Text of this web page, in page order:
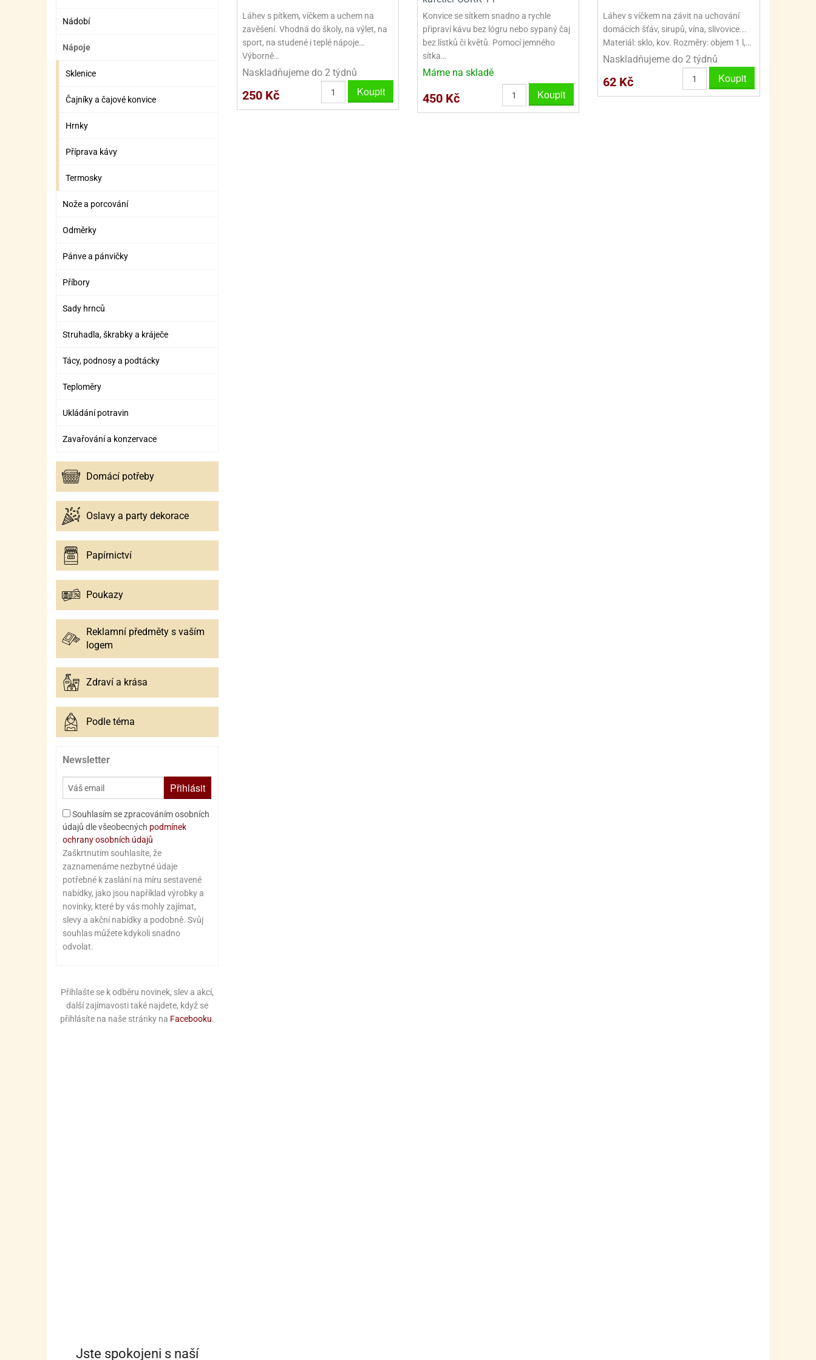
ŠLEHAČKY A SMETANY
ZMRZLINY
ŽELATINY
OSTATNÍ CUKRÁŘSKÉ SUROVINY
DRIP POLEVY
ŠLEHAČKY A SMETANYZTUŽOVAČE ŠLEHAČKY
ROSTLINNÉ ŠLEHAČKY
ŽIVOČIŠNÉ ŠLEHAČKY
ZMRZLINY
ŽELATINY
OSTATNÍ CUKRÁŘSKÉ SUROVINY
JEDLÉ CHLADÍCÍ SPREJE
VYKRAJOVÁTKA - VÁNOCE
VYKRAJOVÁTKA - VELIKONOCE
VYKRAJOVÁTKA - ZVÍŘATA
VYKRAJOVÁTKA - ROSTLINY
VYKRAJOVÁTKA - DOPRAVA
VAKUOVÉ UCHOVÁNÍ POTRAVIN
PLECHOVÉ KRABIČKY
PRO FANOUŠKY TLAPKOVÉ PATROLY - PAW
PRO FANOUŠKY TROLLS - TROLOVÉ
Nádobí
Nápoje
Sklenice
Čajníky a čajové konvice
Hrnky
Příprava kávy
Termosky
Nože a porcování
Odměrky
Pánve a pánvičky
Příbory
Sady hrnců
Struhadla, škrabky a kráječe
Tácy, podnosy a podtácky
Teploměry
Ukládání potravin
Zavařování a konzervace
Domácí potřeby
Oslavy a party dekorace
Papírnictví
Poukazy
Reklamní předměty s vaším
logem
Zdraví a krása
Podle téma
Newsletter
Přihlásit
Souhlasím se zpracováním osobních
údajů dle všeobecných podmínek
ochrany osobních údajů
Zaškrtnutím souhlasíte, že
zaznamenáme nezbytné údaje
potřebné k zaslání na míru sestavené
nabídky, jako jsou například výrobky a
novinky, které by vás mohly zajímat,
slevy a akční nabídky a podobně. Svůj
souhlas můžete kdykoli snadno
odvolat.
Přihlašte se k odběru novinek, slev a akcí,
další zajímavosti také najdete, když se
přihlásíte na naše stránky na Facebooku.
Jste spokojeni s naší
Láhev s pítkem, víčkem a uchem na
zavěšení. Vhodná do školy, na výlet, na
sport, na studené i teplé nápoje…
Výborně…
Naskladňujeme do 2 týdnů
250 Kč Koupit
Konvice se sítkem snadno a rychle
připraví kávu bez lógru nebo sypaný čaj
bez lístků či květů. Pomocí jemného
sítka…
Máme na skladě
450 Kč Koupit
Láhev s víčkem na závit na uchování
domácích šťáv, sirupů, vína, slivovice...
Materiál: sklo, kov. Rozměry: objem 1 l,…
Naskladňujeme do 2 týdnů
62 Kč Koupit